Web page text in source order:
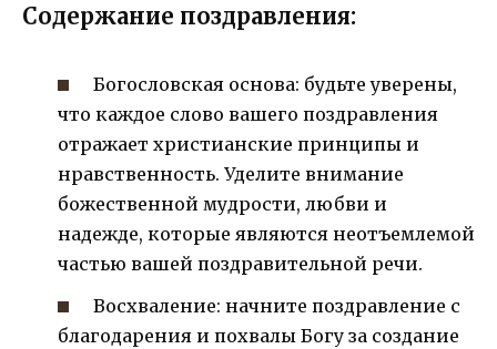
Содержание поздравления:
Богословская основа: будьте уверены,
что каждое слово вашего поздравления
отражает христианские принципы и
нравственность. Уделите внимание
божественной мудрости, любви и
надежде, которые являются неотъемлемой
частью вашей поздравительной речи.
Восхваление: начните поздравление с
благодарения и похвалы Богу за создание